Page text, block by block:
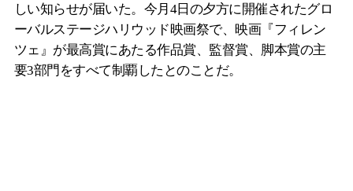
しい知らせが届いた。今月4日の夕方に開催されたグロ
ーバルステージハリウッド映画祭で、映画『フィレン
ツェ』が最高賞にあたる作品賞、監督賞、脚本賞の主
要3部門をすべて制覇したとのことだ。